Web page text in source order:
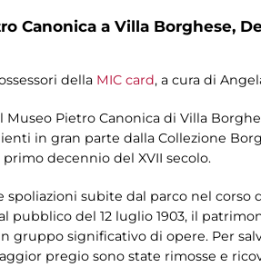
Canonica a Villa Borghese,
della MIC card, a cura di
Museo Pietro Canonica di Villa
in gran parte dalla Collezione
decennio del XVII secolo.
spoliazioni subite dal parco nel corso
pubblico del 12 luglio 1903, il
gruppo significativo di opere. Per
pregio sono state rimosse e